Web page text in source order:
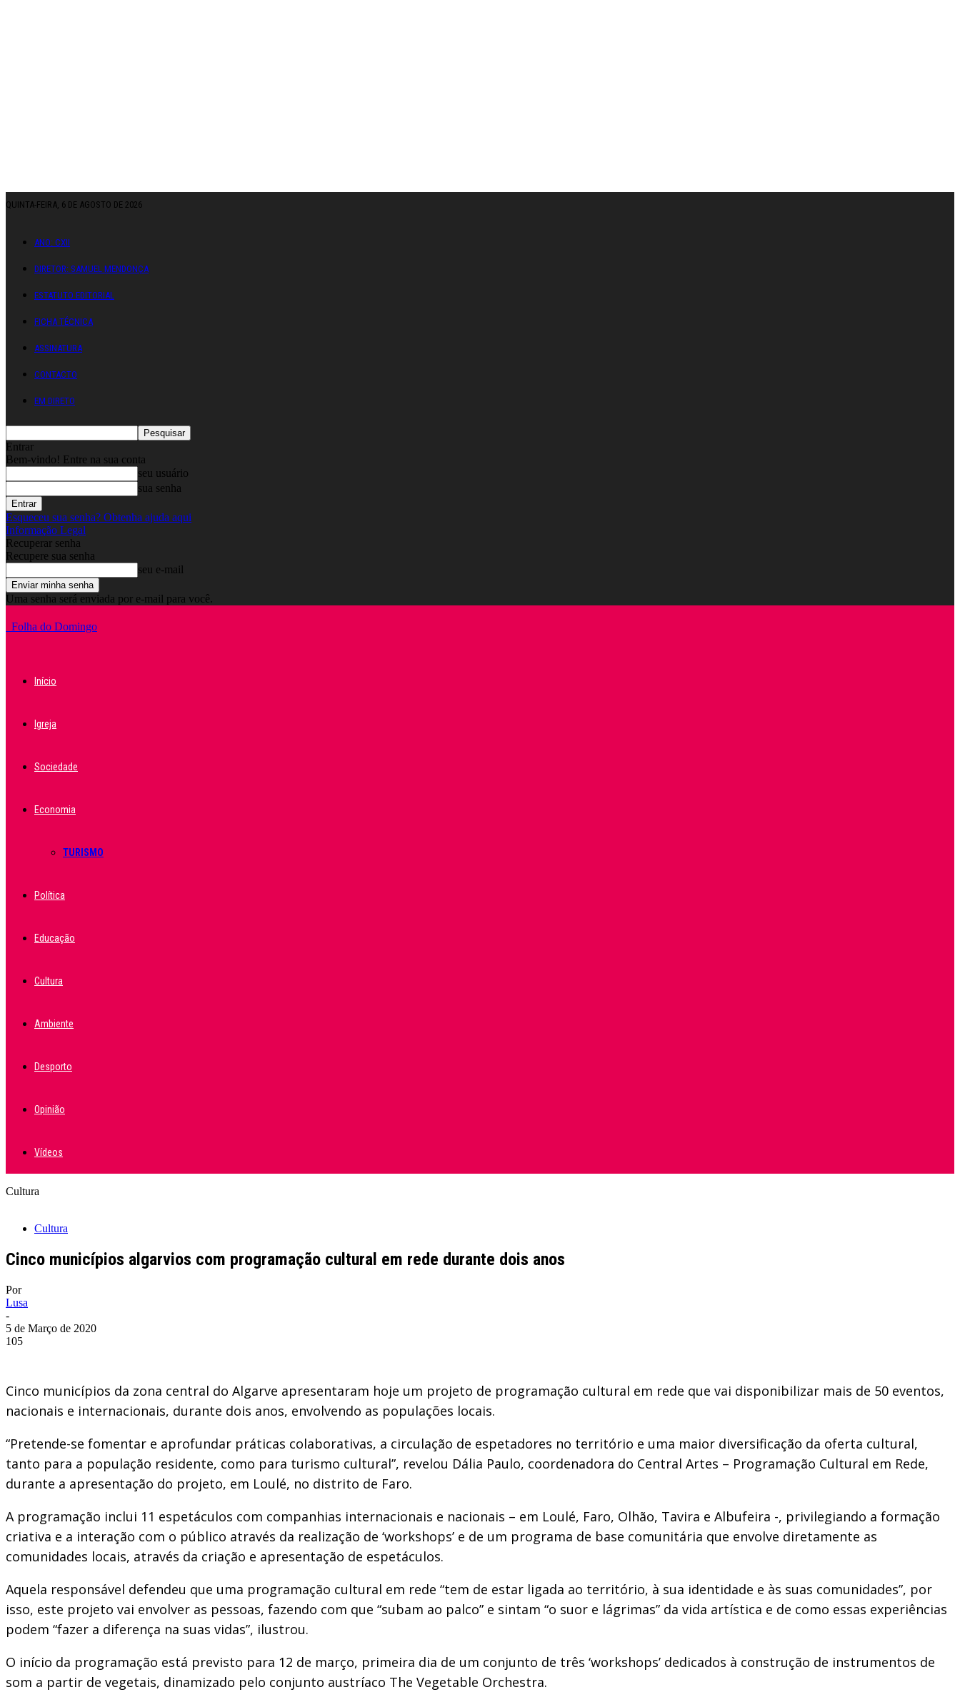
QUINTA-FEIRA, 6 DE AGOSTO DE 2026
ANO: CXII
DIRETOR: SAMUEL MENDONÇA
ESTATUTO EDITORIAL
FICHA TÉCNICA
ASSINATURA
CONTACTO
EM DIRETO
Entrar
Bem-vindo! Entre na sua conta
seu usuário
sua senha
Esqueceu sua senha? Obtenha ajuda aqui
Informação Legal
Recuperar senha
Recupere sua senha
seu e-mail
Uma senha será enviada por e-mail para você.
Folha do Domingo
Início
Igreja
Sociedade
Economia
TURISMO
Política
Educação
Cultura
Ambiente
Desporto
Opinião
Vídeos
Cultura
Cultura
Cinco municípios algarvios com programação cultural em rede durante dois anos
Por
Lusa
-
5 de Março de 2020
105
Cinco municípios da zona central do Algarve apresentaram hoje um projeto de programação cultural em rede que vai disponibilizar mais de 50 eventos,
nacionais e internacionais, durante dois anos, envolvendo as populações locais.
“Pretende-se fomentar e aprofundar práticas colaborativas, a circulação de espetadores no território e uma maior diversificação da oferta cultural,
tanto para a população residente, como para turismo cultural”, revelou Dália Paulo, coordenadora do Central Artes – Programação Cultural em Rede,
durante a apresentação do projeto, em Loulé, no distrito de Faro.
A programação inclui 11 espetáculos com companhias internacionais e nacionais – em Loulé, Faro, Olhão, Tavira e Albufeira -, privilegiando a formação
criativa e a interação com o público através da realização de ‘workshops’ e de um programa de base comunitária que envolve diretamente as
comunidades locais, através da criação e apresentação de espetáculos.
Aquela responsável defendeu que uma programação cultural em rede “tem de estar ligada ao território, à sua identidade e às suas comunidades”, por
isso, este projeto vai envolver as pessoas, fazendo com que “subam ao palco” e sintam “o suor e lágrimas” da vida artística e de como essas experiências
podem “fazer a diferença na suas vidas”, ilustrou.
O início da programação está previsto para 12 de março, primeira dia de um conjunto de três ‘workshops’ dedicados à construção de instrumentos de
som a partir de vegetais, dinamizado pelo conjunto austríaco The Vegetable Orchestra.